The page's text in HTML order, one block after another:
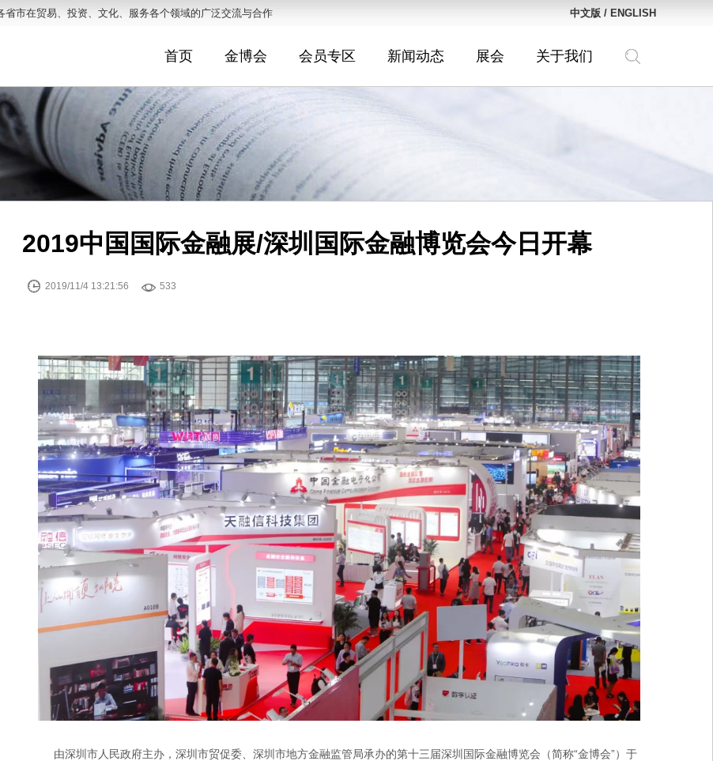
市在贸易、投资、文化、服务各个领域的广泛交流与合作 中文版 / ENGLISH
首页 金博会 会员专区 新闻动态 展会 关于我们
2019中国国际金融展/深圳国际金融博览会今日开幕
 2019/11/4 13:21:56  533
由深圳市人民政府主办，深圳市贸促委、深圳市地方金融监管局承办的第十三届深圳国际金融博览会（简称“金博会”）于